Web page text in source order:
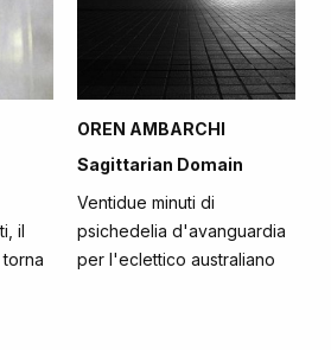
il
OREN AMBARCHI
Sagittarian Domain
Ventidue minuti di
psichedelia d'avanguardia
per l'eclettico australiano